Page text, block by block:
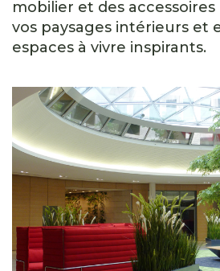
mobilier et des
vos paysages intérieurs et
espaces à vivre inspirants.